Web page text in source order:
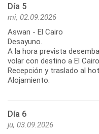
Día 5
mi, 02.09.2026
Aswan - El Cairo
Desayuno.
A la hora prevista
volar con destino a El Cairo.
Recepción y traslado al
Alojamiento.
Día 6
ju, 03.09.2026